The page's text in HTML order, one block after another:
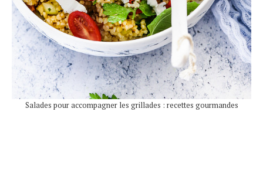
Salades pour accompagner les grillades : recettes gourmandes